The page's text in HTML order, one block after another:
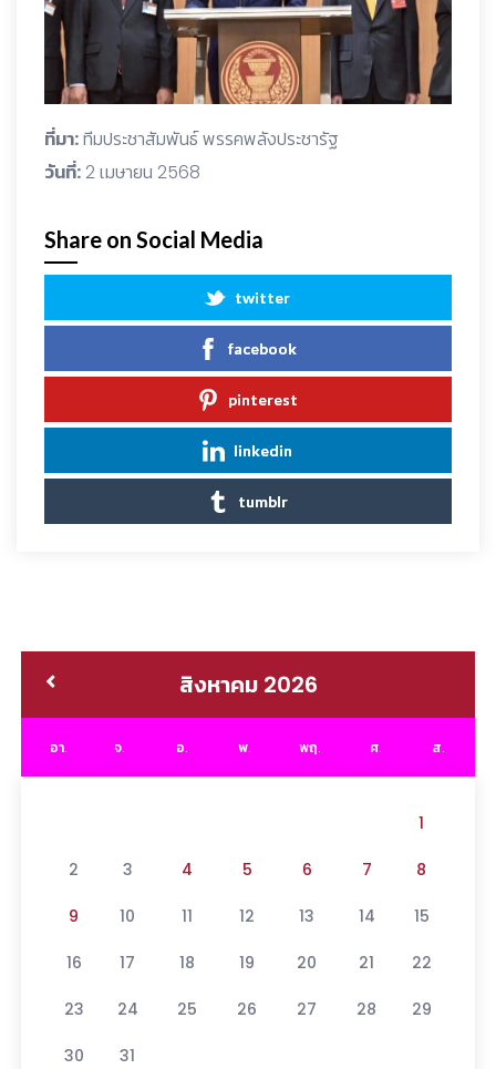
ที่มา:ทีมประชาสัมพันธ์ พรรคพลังประชารัฐ
วันที่: 2 เมษายน 2568
Share on Social Media
twitter
facebook
pinterest
linkedin
tumblr
สิงหาคม 2026
อา. จ. อ. พ. พฤ. ศ. ส.
1
2 3 4 5 6 7 8
9 10 11 12 13 14 15
16 17 18 19 20 21 22
23 24 25 26 27 28 29
30 31